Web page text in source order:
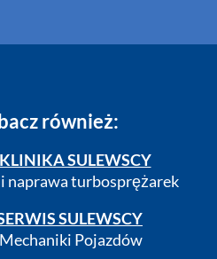
również:
SULEWSCY
i naprawa turbosprężarek
SULEWSCY
Mechaniki Pojazdów